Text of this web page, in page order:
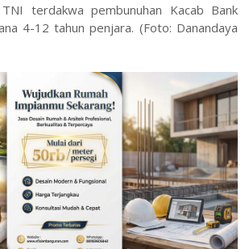
terdakwa pembunuhan Kacab Bank
4-12 tahun penjara. (Foto: Danandaya